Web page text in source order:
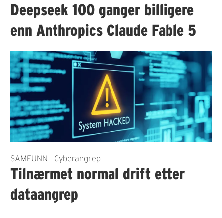
Deepseek 100 ganger billigere
enn Anthropics Claude Fable 5
SAMFUNN | Cyberangrep
Tilnærmet normal drift etter
dataangrep